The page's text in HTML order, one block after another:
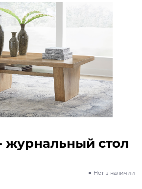
журнальный стол
Нет в наличии